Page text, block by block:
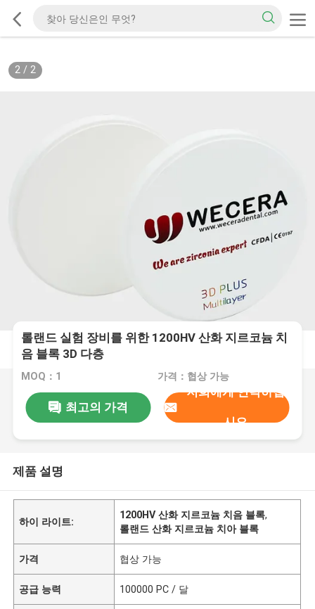
2/ 2
롤랜드 실험 장비를 위한 1200HV 산화 지르코늄 치
음 블록 3D 다층
MOQ：1 가격：협상 가능
최고의 가격
저희에게 연락하십
시오
제품 설명
하이 라이트:
1200HV 산화 지르코늄 치음 블록,
롤랜드 산화 지르코늄 치아 블록
가격 협상 가능
공급 능력 100000 PC / 달